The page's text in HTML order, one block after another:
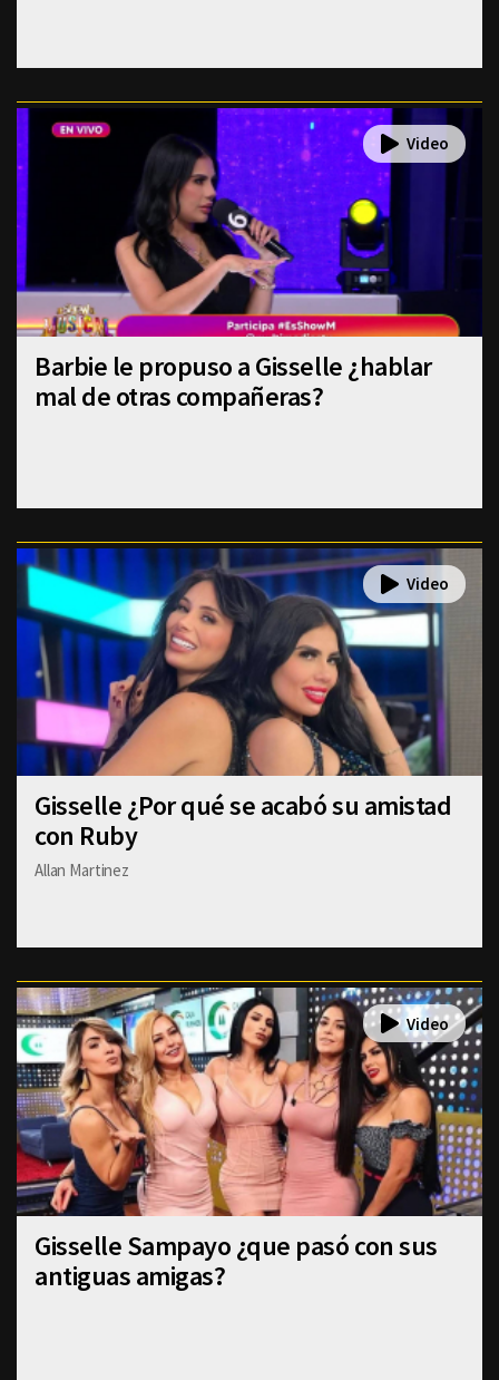
Barbie le propuso a Gisselle ¿hablar
mal de otras compañeras?
Gisselle ¿Por qué se acabó su amistad
con Ruby
Allan Martinez
Gisselle Sampayo ¿que pasó con sus
antiguas amigas?